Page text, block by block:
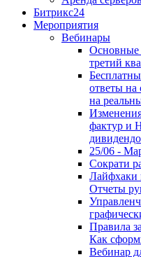
Битрикс24
Мероприятия
Вебинары
Основные
третий
ответы на
на
фактур и
25/06 -
Сократи
Лайфхаки
Отчеты
Правила
Как
Вебинар